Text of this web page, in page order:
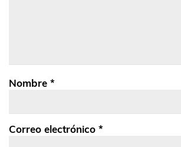
Nombre *
Correo electrónico *